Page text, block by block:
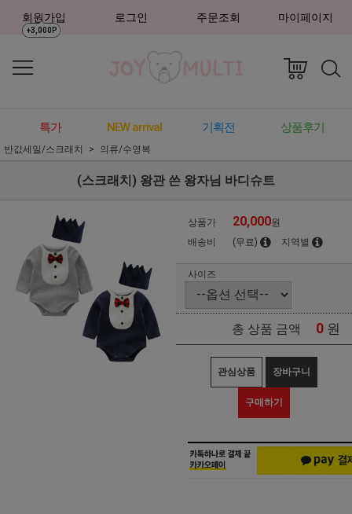
회원가입
+3,000P
로그인 주문조회 마이페이지
특가 NEW arrival 기획전 상품후기
반값세일/스크래치 의류/수영복
(스크래치) 왕관 쓴 왕자님 바디슈트
상품가 20,000원
배송비
(무료) 지역별
사이즈
총 상품 금액 0 원
관심상품 장바구니
구매하기